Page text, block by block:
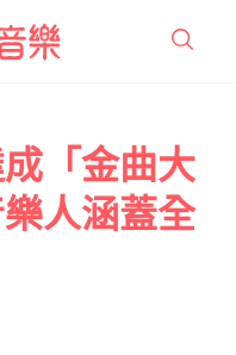
「金曲大
人涵蓋全